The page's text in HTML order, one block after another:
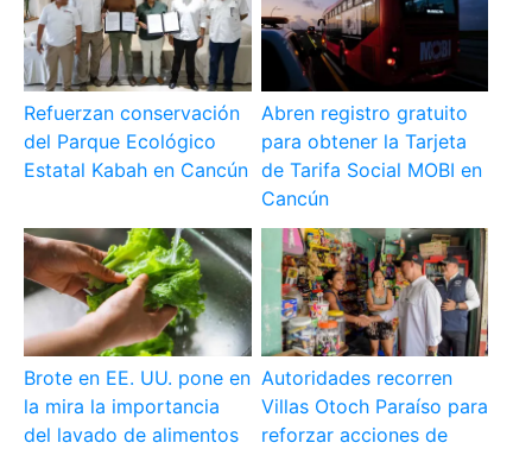
Refuerzan conservación
del Parque Ecológico
Estatal Kabah en Cancún
Abren registro gratuito
para obtener la Tarjeta
de Tarifa Social MOBI en
Cancún
Brote en EE. UU. pone en
la mira la importancia
del lavado de alimentos
Autoridades recorren
Villas Otoch Paraíso para
reforzar acciones de